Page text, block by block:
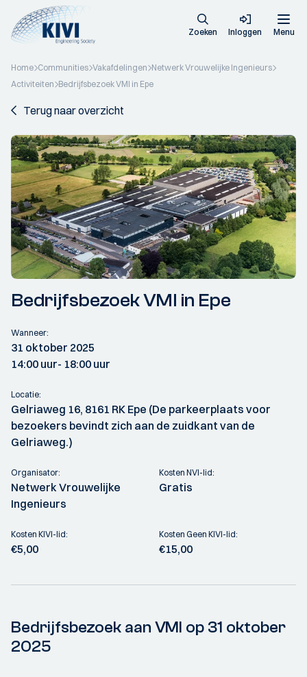
Zoeken Inloggen Menu
Home Communities Vakafdelingen Netwerk Vrouwelijke Ingenieurs
Activiteiten Bedrijfsbezoek VMI in Epe
Terug naar overzicht
Bedrijfsbezoek VMI in Epe
Wanneer:
31 oktober 2025
14:00 uur- 18:00 uur
Locatie:
Gelriaweg 16, 8161 RK Epe (De parkeerplaats voor
bezoekers bevindt zich aan de zuidkant van de
Gelriaweg.)
Organisator:
Netwerk Vrouwelijke
Ingenieurs
Kosten NVI-lid:
Gratis
Kosten KIVI-lid:
€5,00
Kosten Geen KIVI-lid:
€15,00
Bedrijfsbezoek aan VMI op 31 oktober
2025